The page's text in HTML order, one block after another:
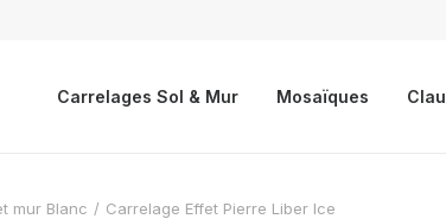
Carrelages Sol & Mur Mosaïques
mur Blanc Carrelage Effet Pierre Liber Ice